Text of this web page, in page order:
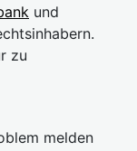
und
zu
melden